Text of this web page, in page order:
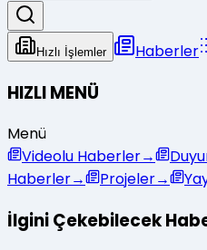
Hızlı İşlemler Haberler
HIZLI MENÜ
Menü
Videolu Haberler→
Haberler→ Projeler→
İlgini Çekebilecek